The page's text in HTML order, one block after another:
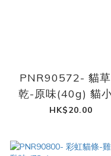
PNR90572- 貓
乾-原味(40g) 貓
HK$20.00